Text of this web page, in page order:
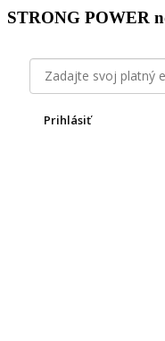
STRONG POWER
Prihlásiť